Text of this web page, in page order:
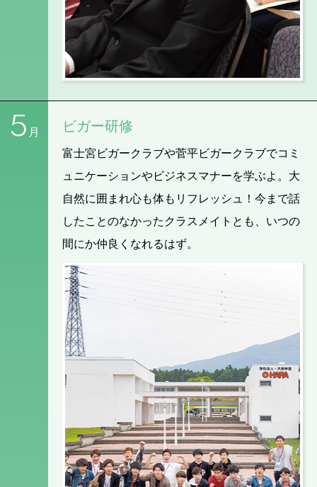
5 月 ビガー研修
富士宮ビガークラブや菅平ビガークラブでコミ
ュニケーションやビジネスマナーを学ぶよ。大
自然に囲まれ心も体もリフレッシュ！今まで話
したことのなかったクラスメイトとも、いつの
間にか仲良くなれるはず。